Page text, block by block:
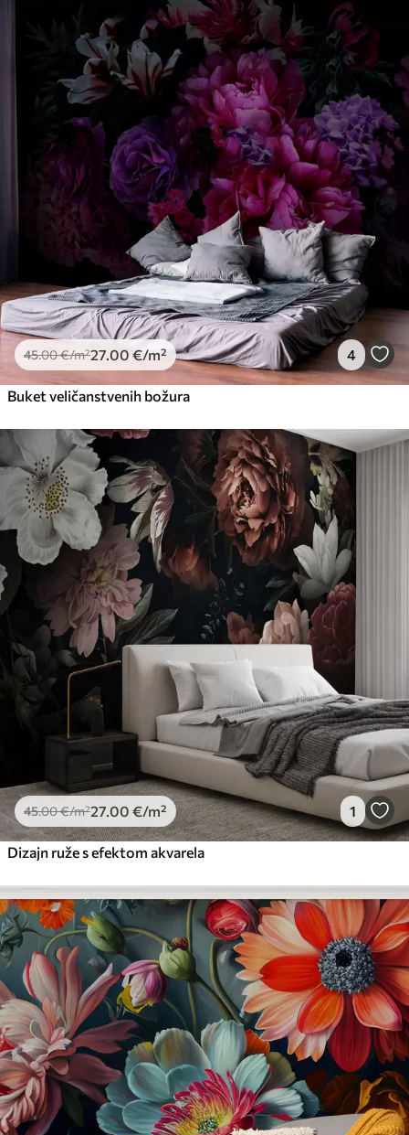
45.00€/m²27 .00 €/m² 4
Buket veličanstvenih božura
45.00€/m²27 .00 €/m² 1
Dizajn ruže s efektom akvarela